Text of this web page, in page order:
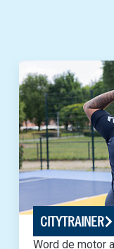
CITYTRAINER
Word de motor